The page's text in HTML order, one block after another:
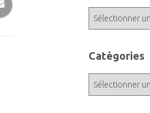
h
Catégories